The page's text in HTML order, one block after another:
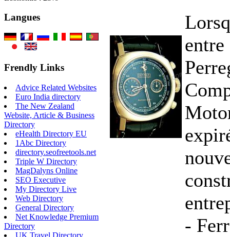
Langues
Frendly Links
Advice Related Websites
Euro India directory
The New Zealand
Website, Article & Business
Directory
eHealth Directory EU
1Abc Directory
directory.seofreetools.net
Triple W Directory
MagDalyns Online
SEO Executive
My Directory Live
Web Directory
General Directory
Net Knowledge Premium
Directory
UK Travel Directory
-